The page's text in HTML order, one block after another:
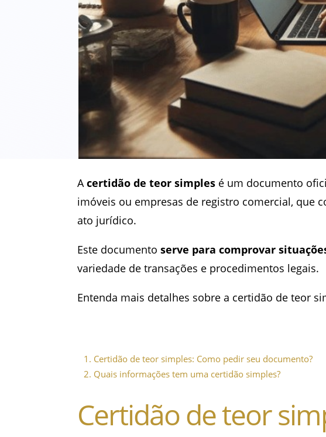
Acertidão de teor simples é um documento
imóveis ou empresas de registro comercial, que
ato jurídico.
Este documento serve para comprovar
variedade de transações e procedimentos legais.
Entenda mais detalhes sobre a certidão de teor
1. Certidão de teor simples: Como pedir seu documento?
2. Quais informações tem uma certidão simples?
Certidão de teor